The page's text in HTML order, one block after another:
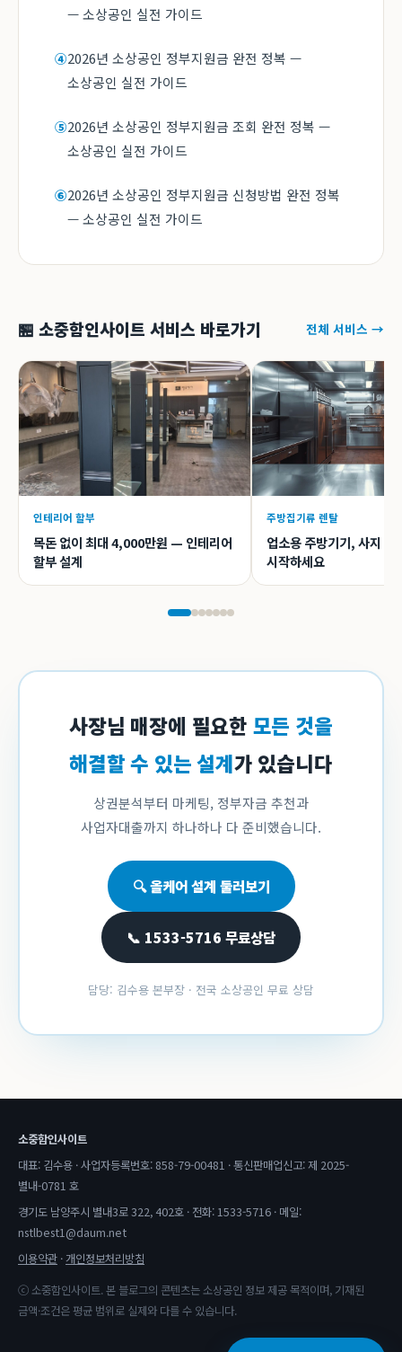
— 소상공인 실전 가이드
④2026년 소상공인 정부지원금 완전 정복 —
소상공인 실전 가이드
⑤2026년 소상공인 정부지원금 조회 완전 정복 —
소상공인 실전 가이드
⑥2026년 소상공인 정부지원금 신청방법 완전 정복
— 소상공인 실전 가이드
🏪 소중함인사이트 서비스 바로가기 전체 서비스 →
인테리어 할부
목돈 없이 최대 4,000만원 — 인테리어
할부 설계
주방집기류 렌탈
업소용 주방기기, 사지 말
시작하세요
사장님 매장에 필요한 모든 것을
해결할 수 있는 설계가 있습니다
상권분석부터 마케팅, 정부자금 추천과
사업자대출까지 하나하나 다 준비했습니다.
🔍 올케어 설계 둘러보기
📞 1533-5716 무료상담
담당: 김수용 본부장 · 전국 소상공인 무료 상담
소중함인사이트
대표: 김수용 · 사업자등록번호: 858-79-00481 · 통신판매업신고: 제 2025-
별내-0781 호
경기도 남양주시 별내3로 322, 402호 · 전화: 1533-5716 · 메일:
nstlbest1@daum.net
이용약관 ·개인정보처리방침
ⓒ 소중함인사이트. 본 블로그의 콘텐츠는 소상공인 정보 제공 목적이며, 기재된
금액·조건은 평균 범위로 실제와 다를 수 있습니다.